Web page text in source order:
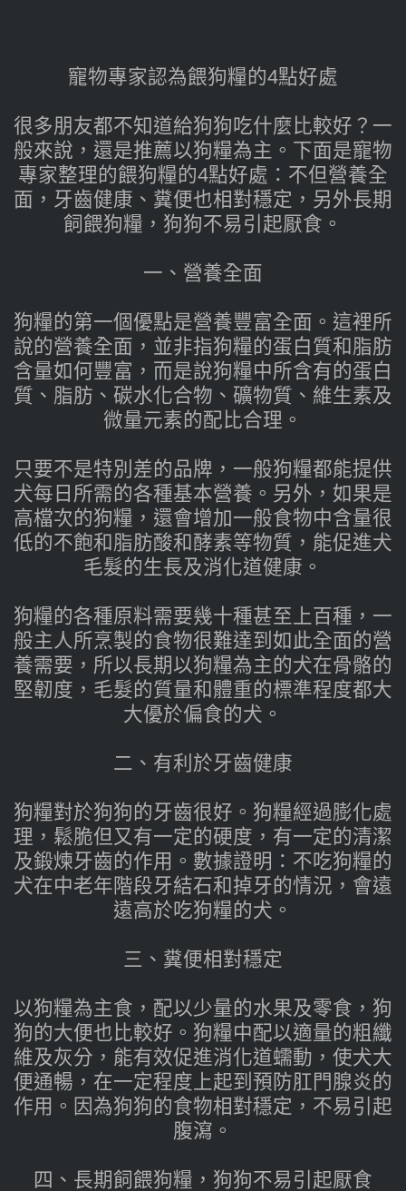
寵物專家認為餵狗糧的4點好處
很多朋友都不知道給狗狗吃什麼比較好？一
般來說，還是推薦以狗糧為主。下面是寵物
專家整理的餵狗糧的4點好處：不但營養全
面，牙齒健康、糞便也相對穩定，另外長期
飼餵狗糧，狗狗不易引起厭食。
一、營養全面
狗糧的第一個優點是營養豐富全面。這裡所
說的營養全面，並非指狗糧的蛋白質和脂肪
含量如何豐富，而是說狗糧中所含有的蛋白
質、脂肪、碳水化合物、礦物質、維生素及
微量元素的配比合理。
只要不是特別差的品牌，一般狗糧都能提供
犬每日所需的各種基本營養。另外，如果是
高檔次的狗糧，還會增加一般食物中含量很
低的不飽和脂肪酸和酵素等物質，能促進犬
毛髮的生長及消化道健康。
狗糧的各種原料需要幾十種甚至上百種，一
般主人所烹製的食物很難達到如此全面的營
養需要，所以長期以狗糧為主的犬在骨骼的
堅韌度，毛髮的質量和體重的標準程度都大
大優於偏食的犬。
二、有利於牙齒健康
狗糧對於狗狗的牙齒很好。狗糧經過膨化處
理，鬆脆但又有一定的硬度，有一定的清潔
及鍛煉牙齒的作用。數據證明：不吃狗糧的
犬在中老年階段牙結石和掉牙的情況，會遠
遠高於吃狗糧的犬。
三、糞便相對穩定
以狗糧為主食，配以少量的水果及零食，狗
狗的大便也比較好。狗糧中配以適量的粗纖
維及灰分，能有效促進消化道蠕動，使犬大
便通暢，在一定程度上起到預防肛門腺炎的
作用。因為狗狗的食物相對穩定，不易引起
腹瀉。
四、長期飼餵狗糧，狗狗不易引起厭食